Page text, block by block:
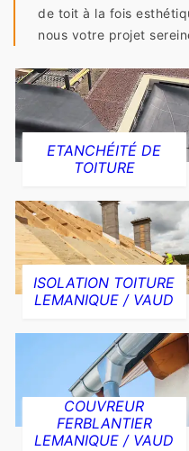
de toit à la fois
nous votre projet
ETANCHÉITÉ DE
TOITURE
ISOLATION TOITURE
LEMANIQUE / VAUD
COUVREUR
FERBLANTIER
LEMANIQUE / VAUD